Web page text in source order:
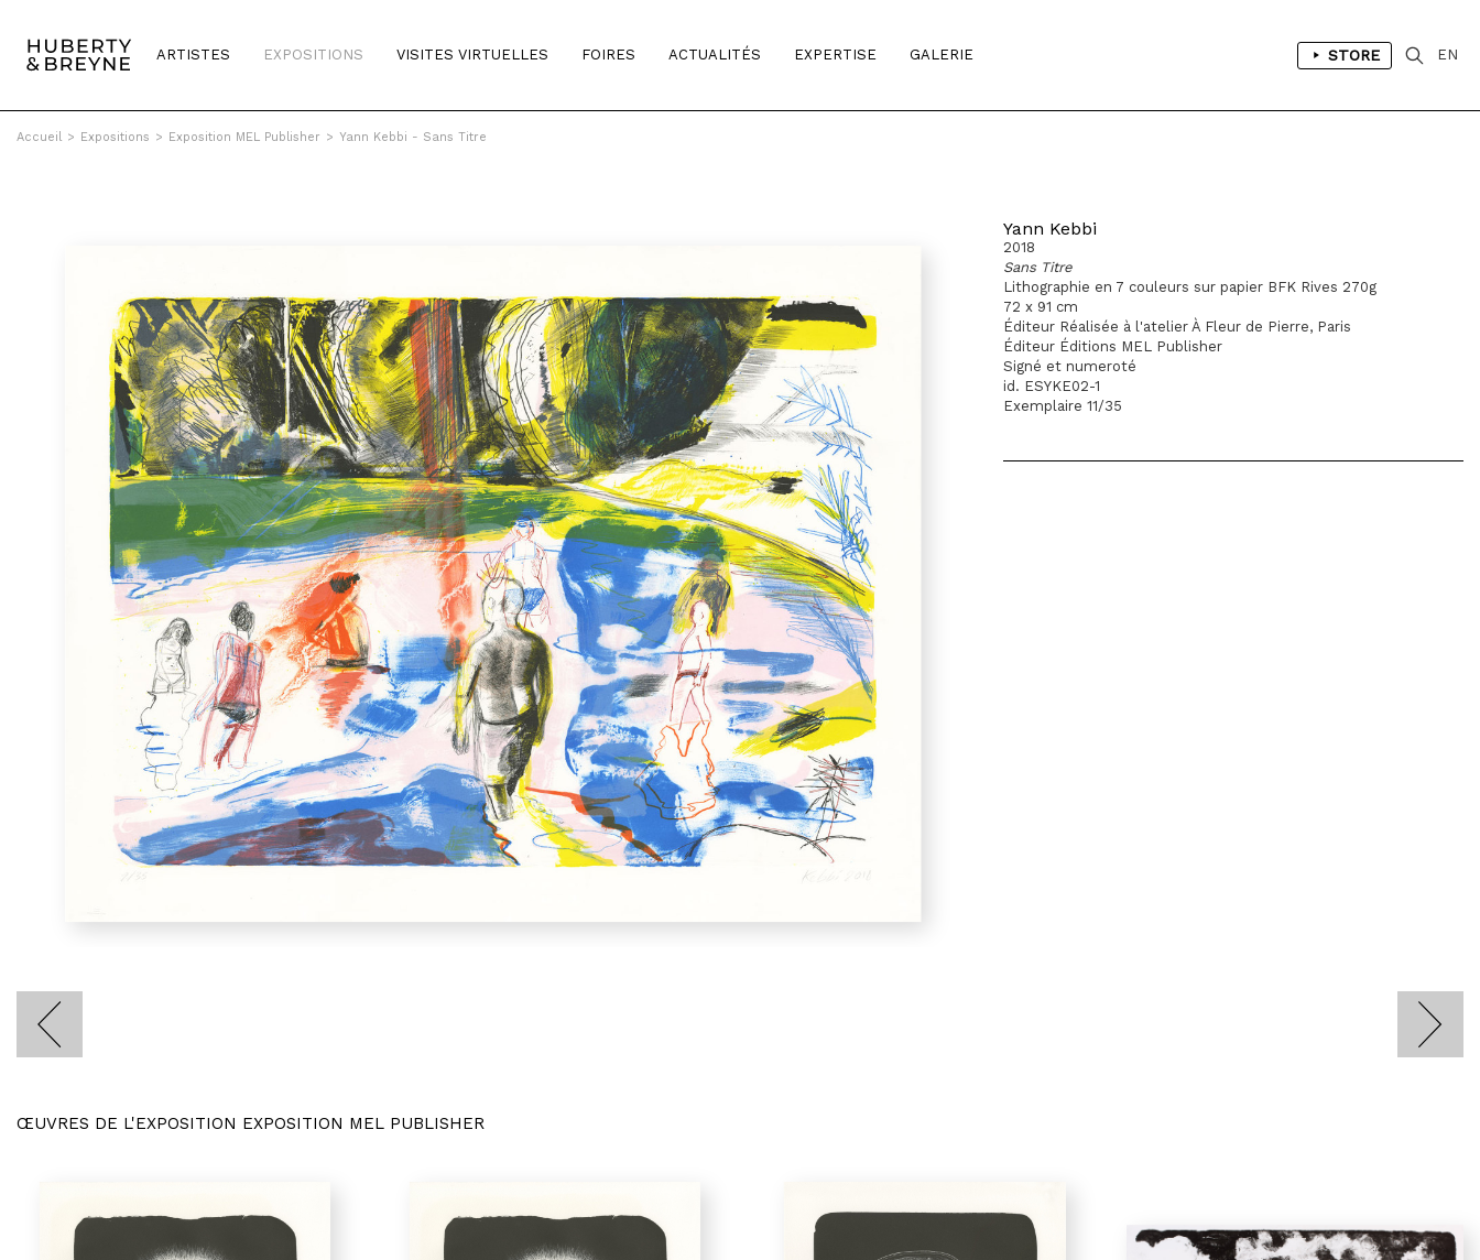
ARTISTES EXPOSITIONS VISITES VIRTUELLES FOIRES ACTUALITÉS EXPERTISE GALERIE STORE EN
Accueil > Expositions > Exposition MEL Publisher > Yann Kebbi - Sans Titre
Yann Kebbi
2018
Sans Titre
Lithographie en 7 couleurs sur papier BFK Rives 270g
72 x 91 cm
Éditeur Réalisée à l'atelier À Fleur de Pierre, Paris
Éditeur Éditions MEL Publisher
Signé et numeroté
id. ESYKE02-1
Exemplaire 11/35
ŒUVRES DE L'EXPOSITION EXPOSITION MEL PUBLISHER